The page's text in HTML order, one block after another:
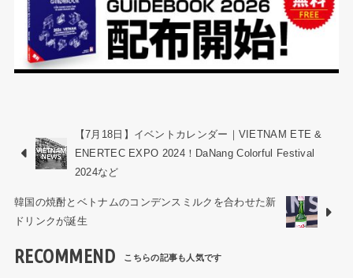
【7月18日】イベントカレンダー｜VIETNAM ETE &
ENERTEC EXPO 2024！DaNang Colorful Festival
2024など
韓国の焼酎とベトナムのコンデンスミルクを合わせた新
ドリンクが誕生
RECOMMEND